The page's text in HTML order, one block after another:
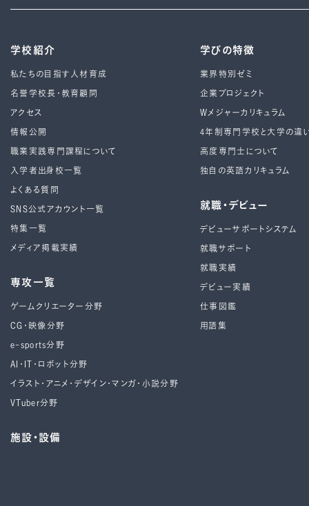
学校紹介
私たちの目指す人材育成
名誉学校長・教育顧問
アクセス
情報公開
職業実践専門課程について
入学者出身校一覧
よくある質問
SNS公式アカウント一覧
特集一覧
メディア掲載実績
専攻一覧
ゲームクリエーター分野
CG・映像分野
e-sports分野
AI・IT・ロボット分野
イラスト・アニメ・デザイン・マンガ・小説分野
VTuber分野
施設・設備
学びの特徴
業界特別ゼミ
企業プロジェクト
Wメジャーカリキュラム
4年制専⾨学校と⼤学の違
高度専門士について
独自の英語カリキュラム
就職・デビュー
デビューサポートシステム
就職サポート
就職実績
デビュー実績
仕事図鑑
用語集